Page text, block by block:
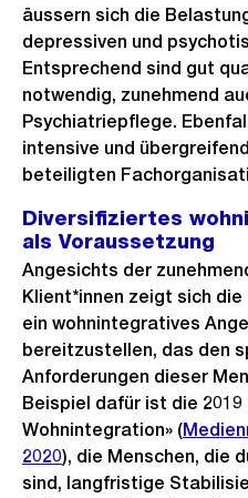
äussern sich die
depressiven und
Entsprechend sind gut
notwendig, zunehmend
Psychiatriepflege.
intensive und
beteiligten
Diversifiziertes
als Voraussetzung
Angesichts der
Klient*innen zeigt sich
ein wohnintegratives
bereitzustellen, das den
Anforderungen dieser
Beispiel dafür ist die
Wohnintegration» (
2020), die Menschen, die
sind, langfristige